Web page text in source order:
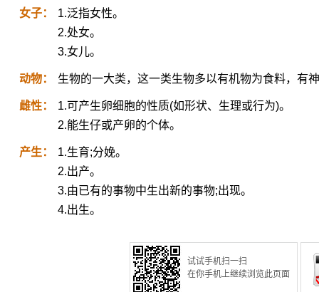
女子：
1.泛指女性。
2.处女。
3.女儿。
动物： 生物的一大类，这一类生物多以有机物为食料，有
雌性：
1.可产生卵细胞的性质(如形状、生理或行为)。
2.能生仔或产卵的个体。
产生：
1.生育;分娩。
2.出产。
3.由已有的事物中生出新的事物;出现。
4.出生。
试试手机扫一扫
在你手机上继续浏览此页面